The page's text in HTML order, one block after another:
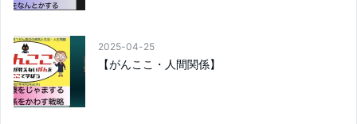
2025-04-25
【がんここ・人間関係】